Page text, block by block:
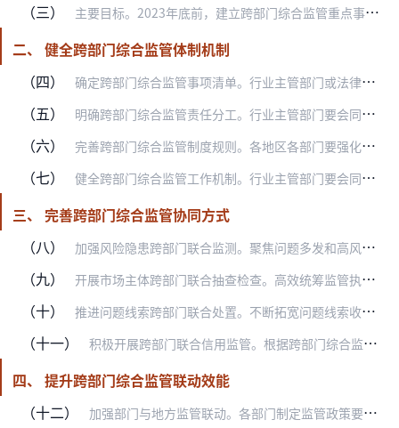
（三）
主要目标。2023年底前，建立跨部门综合监管重点事项清单管理和动态更新机制，在部分领域开展跨部门综合监管试点，按事项建立健全跨部门综合监管制度，完善各司其职、各…
二、 健全跨部门综合监管体制机制
（四）
确定跨部门综合监管事项清单。行业主管部门或法律法规规定的主管部门（以下统称行业主管部门）要会同相关监管部门梳理需实施跨部门综合监管的重点事项，对食品、药品、医疗…
（五） 明确跨部门综合监管责任分工。行业主管部门要会同相关监管部门依照法律法规、“三定”规定和权责清单，逐项明确跨部门综合监管事项责任分工。对行业主管部门不明确、监管边…
（六） 完善跨部门综合监管制度规则。各地区各部门要强化监管政策的协同性、有效性和可操作性，既要防止出现监管漏洞，又要避免政策叠加造成不利影响。行业主管部门要会同相关监管…
（七） 健全跨部门综合监管工作机制。行业主管部门要会同相关监管部门根据监管需要，建立健全协同高效的跨部门综合监管工作机制，明确议事会商、情况通报等工作要求，有效整合监管…
三、 完善跨部门综合监管协同方式
（八）
加强风险隐患跨部门联合监测。聚焦问题多发和高风险领域，构建科学高效、多部门联动响应的风险隐患监测预警机制，实现风险隐患动态监测、科学评估、精准预警和及时处置。要…
（九） 开展市场主体跨部门联合抽查检查。高效统筹监管执法资源，大力精简整合检查事项，积极推行联合抽查检查，持续提升协同监管能力。两个以上部门对同一监管对象实施不同行政检…
（十） 推进问题线索跨部门联合处置。不断拓宽问题线索收集渠道，通过12345政务服务便民热线、全国一体化在线监管平台以及行业协会、新闻媒体等多种渠道广泛收集问题线索，加…
（十一） 积极开展跨部门联合信用监管。根据跨部门综合监管对象的属性和风险特点，积极探索符合行业监管需要的信用监管模式，充分发挥信用监管在配置监管资源、防范化解风险等方面的…
四、 提升跨部门综合监管联动效能
（十二）
加强部门与地方监管联动。各部门制定监管政策要充分听取地方的意见建议；加强对地方的业务指导，全面研判风险隐患，督促相关地区弥补监管短板；建立监管资源统筹调配机制，…